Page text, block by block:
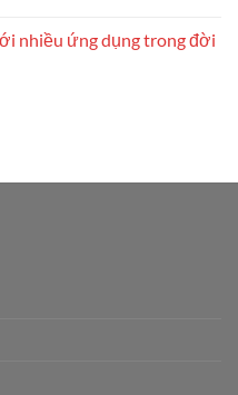
nhiều ứng dụng trong đời